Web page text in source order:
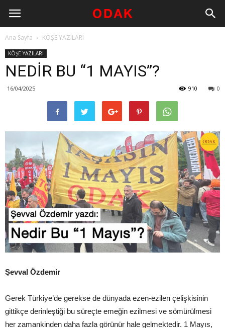
Ana Sayfa KÖŞE YAZILARI
KÖŞE YAZILARI
NEDİR BU “1 MAYIS”?
16/04/2025 0
910
Şevval Özdemir
Gerek Türkiye’de gerekse de dünyada ezen-ezilen çelişkisinin
gittikçe derinleştiği bu süreçte emeğin ezilmesi ve sömürülmesi
her zamankinden daha fazla görünür hale gelmektedir. 1 Mayıs,